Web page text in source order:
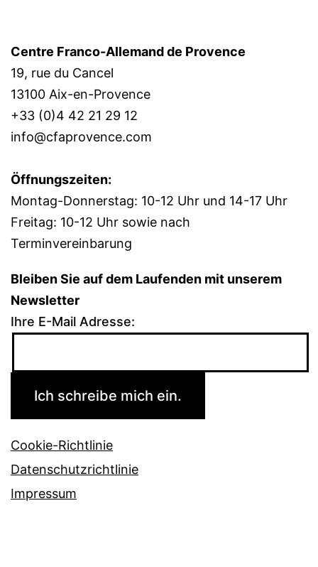
Centre Franco-Allemand de Provence
19, rue du Cancel
13100 Aix-en-Provence
+33 (0)4 42 21 29 12
info@cfaprovence.com
Öffnungszeiten:
Montag-Donnerstag: 10-12 Uhr und 14-17 Uhr
Freitag: 10-12 Uhr sowie nach
Terminvereinbarung
Bleiben Sie auf dem Laufenden mit unserem
Newsletter
Ihre E-Mail Adresse:
Cookie-Richtlinie
Datenschutzrichtlinie
Impressum